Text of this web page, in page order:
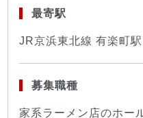
最寄駅
JR京浜東北線 有楽町
募集職種
家系ラーメン店のホー